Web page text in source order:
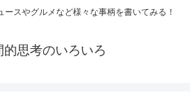
スやグルメなど様々な事柄を書いてみる！
的思考のいろいろ